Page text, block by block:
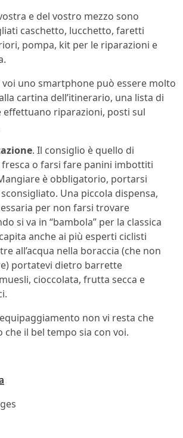
e del vostro mezzo sono
caschetto, lucchetto, faretti
pompa, kit per le riparazioni e
voi uno smartphone può essere molto
cartina dell’itinerario, una lista di
effettuano riparazioni, posti sul
. Il consiglio è quello di
o farsi fare panini imbottiti
è obbligatorio, portarsi
Una piccola dispensa,
per non farsi trovare
si va in “bambola” per la classica
anche ai più esperti ciclisti
all’acqua nella boraccia (che non
portatevi dietro barrette
cioccolata, frutta secca e
non vi resta che
che il bel tempo sia con voi.